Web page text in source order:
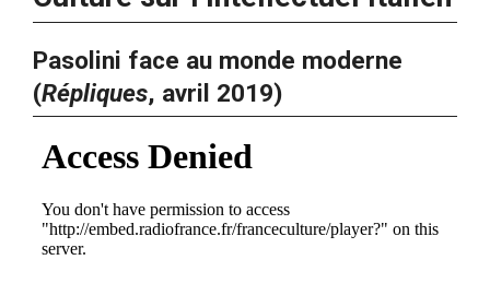
Pasolini face au monde moderne
(Répliques, avril 2019)